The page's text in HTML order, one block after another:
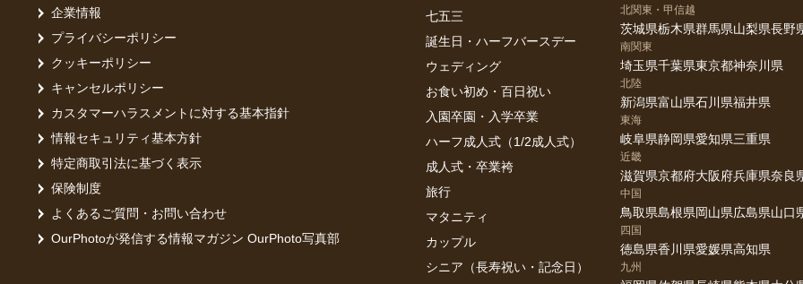
A12.1枠でも可愛らしさを残していただけますが2枠ですと色々なバリエーションで
ご家族写真やごきょうだい写真、かごや黒背景なども残していただけます。
この時期だけの特別なお写真となります。ぜひ2枠でご検討ください。
--------------------------------------------------------------------------------
お子さまの安全に気を付けながら一緒に楽しく作り上げていくような撮影を心がけ
今しか残せないニューボーンフォト・・・ぜひ残されてください。
まずは遠慮なくお気軽にお問合せください。
--------------------------------------------------------------------------------
企業情報
プライバシーポリシー
クッキーポリシー
キャンセルポリシー
カスタマーハラスメントに対する基本指針
情報セキュリティ基本方針
特定商取引法に基づく表示
保険制度
よくあるご質問・お問い合わせ
OurPhotoが発信する情報マガジン OurPhoto写真部
七五三
誕生日・ハーフバースデー
ウェディング
お食い初め・百日祝い
入園卒園・入学卒業
ハーフ成人式（1/2成人式）
成人式・卒業袴
旅行
マタニティ
カップル
シニア（長寿祝い・記念日）
北関東・甲信越
茨城県栃木県群馬県山梨県長野
南関東
埼玉県千葉県東京都神奈川県
北陸
新潟県富山県石川県福井県
東海
岐阜県静岡県愛知県三重県
近畿
滋賀県京都府大阪府兵庫県奈良
中国
鳥取県島根県岡山県広島県山口
四国
徳島県香川県愛媛県高知県
九州